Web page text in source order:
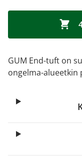
GUM End-tuft on
ongelma-alueetkin